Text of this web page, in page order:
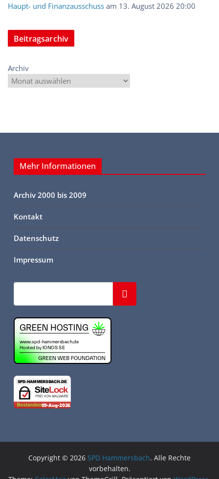
Haupt- und Finanzausschuss am 13. August 2026 20:00
Beitragsarchiv
Archiv
Mehr Informationen
Archiv 2000 bis 2009
Kontakt
Datenschutz
Impressum
Suchen
Copyright © 2026 SPD Hammersbach. Alle Rechte
vorbehalten.